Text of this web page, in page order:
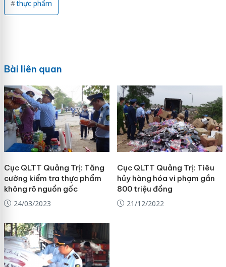
thực phẩm
Bài liên quan
Cục QLTT Quảng Trị: Tăng
cường kiểm tra thực phẩm
không rõ nguồn gốc
24/03/2023
Cục QLTT Quảng Trị: Tiêu
hủy hàng hóa vi phạm gần
800 triệu đồng
21/12/2022